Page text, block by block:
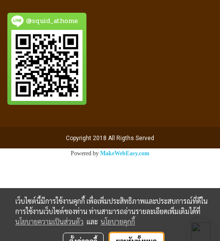
@squid_athome
Copyright 2018 All Rigths Served
Powered by MakeWebEasy.com
เว็บไซต์นี้มีการใช้งานคุกกี้ เพื่อเพิ่มประสิทธิภาพและประสบการณ์ที่ดีใน
การใช้งานเว็บไซต์ของท่าน ท่านสามารถอ่านรายละเอียดเพิ่มเติมได้ที่
นโยบายความเป็นส่วนตัว และ นโยบายคุกกี้